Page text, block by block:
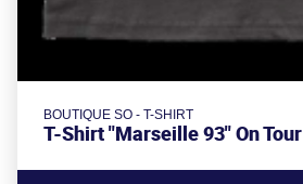
BOUTIQUE SO - T-SHIRT
T-Shirt "Marseille 93" On Tour